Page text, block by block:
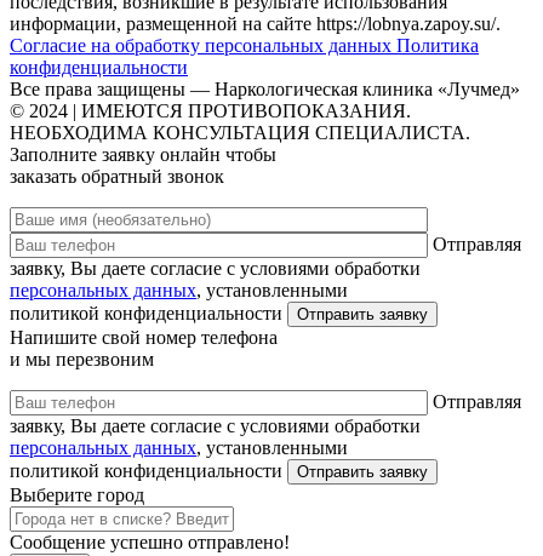
информации, размещенной на сайте https://lobnya.zapoy.su/.
Согласие на обработку персональных данных Политика
конфиденциальности
Все права защищены — Наркологическая клиника «Лучмед»
© 2024 | ИМЕЮТСЯ ПРОТИВОПОКАЗАНИЯ.
НЕОБХОДИМА КОНСУЛЬТАЦИЯ СПЕЦИАЛИСТА.
Заполните заявку онлайн чтобы
заказать обратный звонок
Отправляя
заявку, Вы даете согласие с условиями обработки
персональных данных, установленными
политикой конфиденциальности
Напишите свой номер телефона
и мы перезвоним
Отправляя
заявку, Вы даете согласие с условиями обработки
персональных данных, установленными
политикой конфиденциальности
Выберите город
Сообщение успешно отправлено!